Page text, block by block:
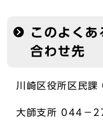
このよくあ
合わせ先
川崎区役所区民
大師支所 044－